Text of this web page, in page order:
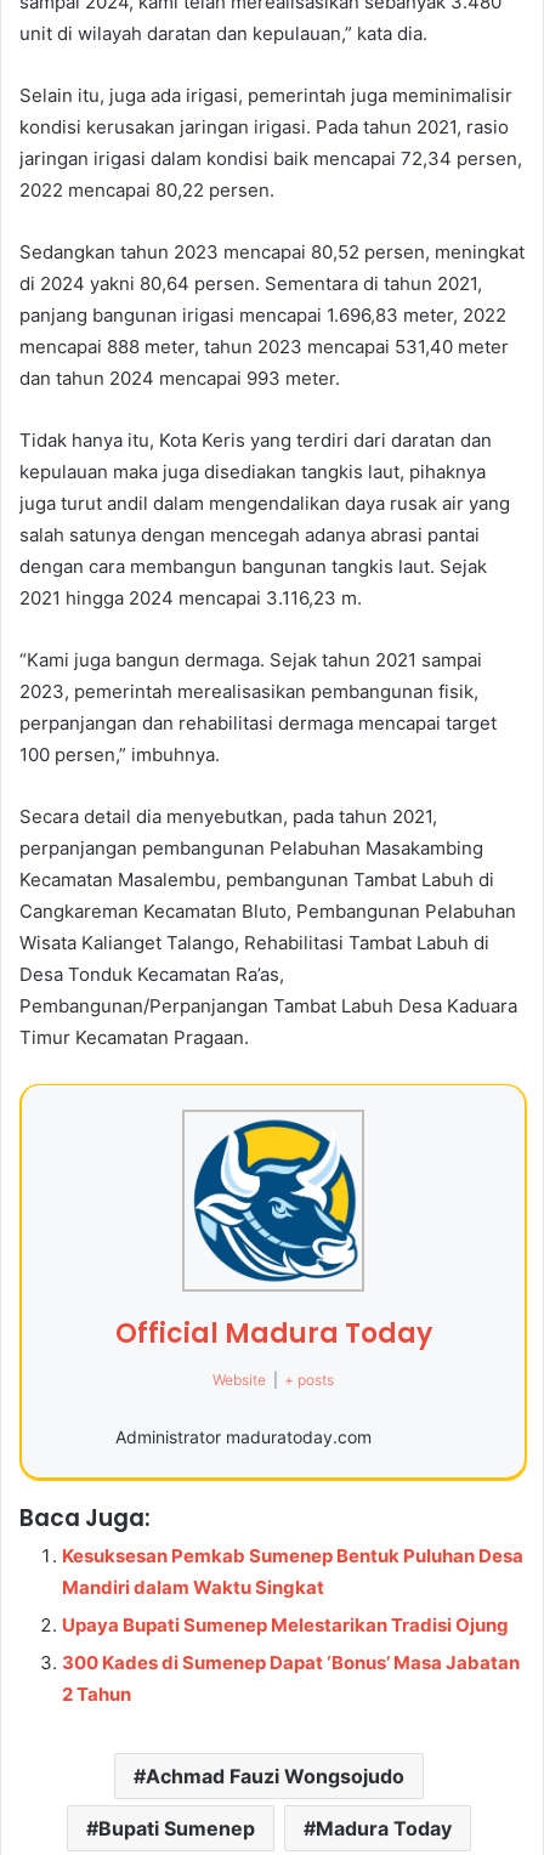
unit di wilayah daratan dan kepulauan,” kata dia.
Selain itu, juga ada irigasi, pemerintah juga meminimalisir
kondisi kerusakan jaringan irigasi. Pada tahun 2021, rasio
jaringan irigasi dalam kondisi baik mencapai 72,34 persen,
2022 mencapai 80,22 persen.
Sedangkan tahun 2023 mencapai 80,52 persen, meningkat
di 2024 yakni 80,64 persen. Sementara di tahun 2021,
panjang bangunan irigasi mencapai 1.696,83 meter, 2022
mencapai 888 meter, tahun 2023 mencapai 531,40 meter
dan tahun 2024 mencapai 993 meter.
Tidak hanya itu, Kota Keris yang terdiri dari daratan dan
kepulauan maka juga disediakan tangkis laut, pihaknya
juga turut andil dalam mengendalikan daya rusak air yang
salah satunya dengan mencegah adanya abrasi pantai
dengan cara membangun bangunan tangkis laut. Sejak
2021 hingga 2024 mencapai 3.116,23 m.
“Kami juga bangun dermaga. Sejak tahun 2021 sampai
2023, pemerintah merealisasikan pembangunan fisik,
perpanjangan dan rehabilitasi dermaga mencapai target
100 persen,” imbuhnya.
Secara detail dia menyebutkan, pada tahun 2021,
perpanjangan pembangunan Pelabuhan Masakambing
Kecamatan Masalembu, pembangunan Tambat Labuh di
Cangkareman Kecamatan Bluto, Pembangunan Pelabuhan
Wisata Kalianget Talango, Rehabilitasi Tambat Labuh di
Desa Tonduk Kecamatan Ra’as,
Pembangunan/Perpanjangan Tambat Labuh Desa Kaduara
Timur Kecamatan Pragaan.
Official Madura Today
Website + posts
Administrator maduratoday.com
Baca Juga:
Kesuksesan Pemkab Sumenep Bentuk Puluhan Desa
Mandiri dalam Waktu Singkat
Upaya Bupati Sumenep Melestarikan Tradisi Ojung
300 Kades di Sumenep Dapat ‘Bonus’ Masa Jabatan
2 Tahun
Achmad Fauzi Wongsojudo
Bupati Sumenep Madura Today